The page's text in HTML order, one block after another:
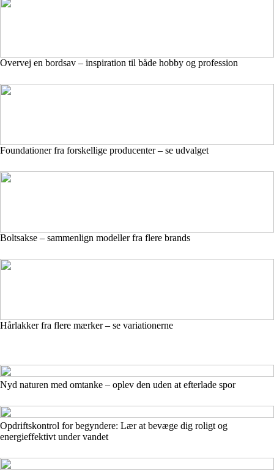
Overvej en bordsav – inspiration til både hobby og profession
Foundationer fra forskellige producenter – se udvalget
Boltsakse – sammenlign modeller fra flere brands
Hårlakker fra flere mærker – se variationerne
Nyd naturen med omtanke – oplev den uden at efterlade spor
Opdriftskontrol for begyndere: Lær at bevæge dig roligt og
energieffektivt under vandet